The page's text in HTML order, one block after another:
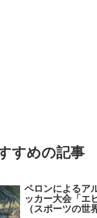
すめの記事
ペロンによるア
ッカー大会「エ
（スポーツの世